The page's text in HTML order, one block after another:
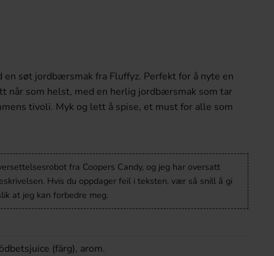
Köp Köp
en søt jordbærsmak fra Fluffyz. Perfekt for å nyte en
når som helst, med en herlig jordbærsmak som tar
tivoli. Myk og lett å spise, et must for alle som
fra Coopers Candy, og jeg har oversatt
Hvis du oppdager feil i teksten, vær så snill å gi
at jeg kan forbedre meg.
(färg), arom.